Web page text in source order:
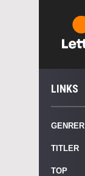
LINKS
GENRER
TITLER
TOP